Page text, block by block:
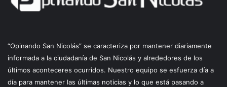
“Opinando San Nicolás” se caracteriza por mantener diariamente
informada a la ciudadanía de San Nicolás y alrededores de los
últimos aconteceres ocurridos. Nuestro equipo se esfuerza día a
día para mantener las últimas noticias y lo que está pasando a